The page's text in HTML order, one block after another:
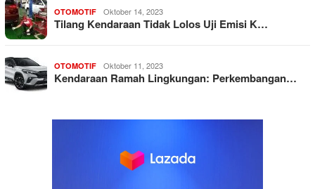
OTOMOTIF Oktober 14, 2023
Tilang Kendaraan Tidak Lolos Uji Emisi K…
OTOMOTIF Oktober 11, 2023
Kendaraan Ramah Lingkungan: Perkembangan…